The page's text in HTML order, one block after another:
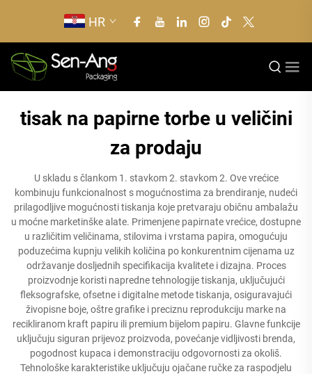
HR
tisak na papirne torbe u veličini
za prodaju
U skladu s člankom 1. stavkom 2. stavkom 2. Ove vrećice
kombinuju funkcionalnost s mogućnostima za brendiranje, nudeći
prilagodljive mogućnosti tiskanja koje pretvaraju običnu ambalažu
u moćne marketinške alate. Primenjene papirnate vrećice, dostupne
u različitim veličinama, stilovima i vrstama papira, omogućuju
poduzećima kupnju velikih količina po konkurentnim cijenama uz
održavanje dosljednih specifikacija kvalitete i dizajna. Proces
proizvodnje koristi napredne tehnologije tiskanja, uključujući
fleksografske, ofsetne i digitalne metode tiskanja, osiguravajući
živopisne boje, oštre grafike i preciznu reprodukciju marke na
recikliranom kraft papiru ili premium bijelom papiru. Glavne funkcije
uključuju siguran prijevoz proizvoda, povećanje vidljivosti brenda,
pogodnost kupaca i demonstraciju odgovornosti za okoliš.
Tehnološke karakteristike uključuju ojačane ručke za raspodjelu